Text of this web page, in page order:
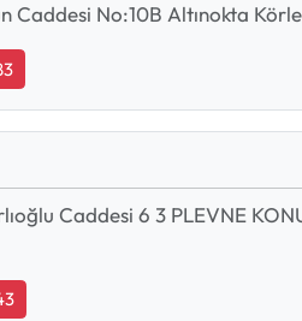
No:10B Altınokta Körler
Caddesi 6 3 PLEVNE